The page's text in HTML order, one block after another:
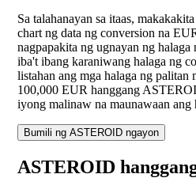
Sa talahanayan sa itaas,
chart ng data ng conversion na
nagpapakita ng ugnayan ng
iba't ibang karaniwang halaga ng
listahan ang mga halaga ng palitan
100,000 EUR hanggang
iyong malinaw na maunawaan ang
Bumili ng ASTEROID ngayon
ASTEROID